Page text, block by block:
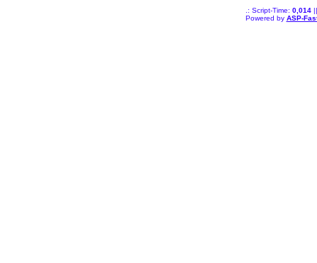
.: Script-Time: 0,014||
Powered by ASP-